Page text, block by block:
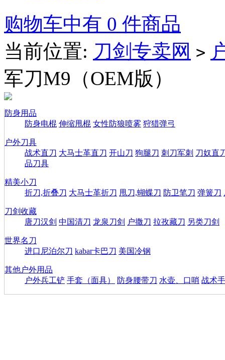
购物车中有 0 件商品
当前位置: 刀剑专卖网 >
军刀M9（OEM版）
防身用品
防身电棍 伸缩甩棍 女性防狼喷雾 狩猎弹弓
户外刀具
战术直刀 大马士革直刀 开山刀 狗腿刀 刺刀军刺 刀奴直
品刀具
精美小刀
折刀,折叠刀 大马士革折刀 甩刀,蝴蝶刀 防卫笔刀 弹簧刀
刀剑收藏
唐刀汉剑 中国清刀 龙泉刀剑 户撒刀 拉孜藏刀 另类刀剑
世界名刀
进口尼泊尔刀 kabar卡巴刀 美国冷钢
其他户外用品
户外兵工铲 手套（面具） 防身腰带刀 水壶、口哨 战术